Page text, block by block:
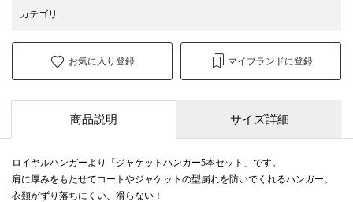
カテゴリ :
お気に入り登録 マイブランドに登録
商品説明 サイズ詳細
ロイヤルハンガーより「ジャケットハンガー5本セット」です。
肩に厚みをもたせてコートやジャケットの型崩れを防いでくれるハンガー。
衣類がずり落ちにくい、滑らない！